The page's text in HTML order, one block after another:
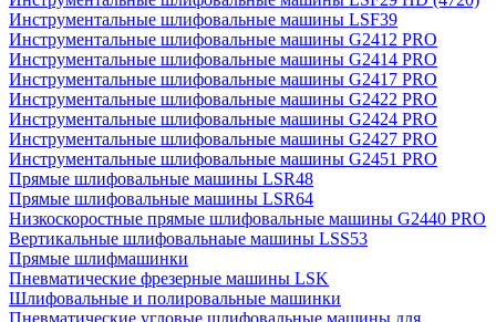
Инструментальные шлифовальные машины LSF39
Инструментальные шлифовальные машины G2412 PRO
Инструментальные шлифовальные машины G2414 PRO
Инструментальные шлифовальные машины G2417 PRO
Инструментальные шлифовальные машины G2422 PRO
Инструментальные шлифовальные машины G2424 PRO
Инструментальные шлифовальные машины G2427 PRO
Инструментальные шлифовальные машины G2451 PRO
Прямые шлифовальные машины LSR48
Прямые шлифовальные машины LSR64
Низкоскоростные прямые шлифовальные машины G2440 PRO
Вертикальные шлифовальнаые машины LSS53
Прямые шлифмашинки
Пневматические фрезерные машины LSK
Шлифовальные и полировальные машинки
Пневматические угловые шлифовальные машины для